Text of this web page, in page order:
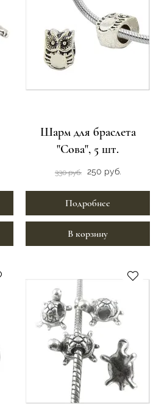
Шарм для браслета
"Сова", 5 шт.
330 руб. 250 руб.
Подробнее
В корзину